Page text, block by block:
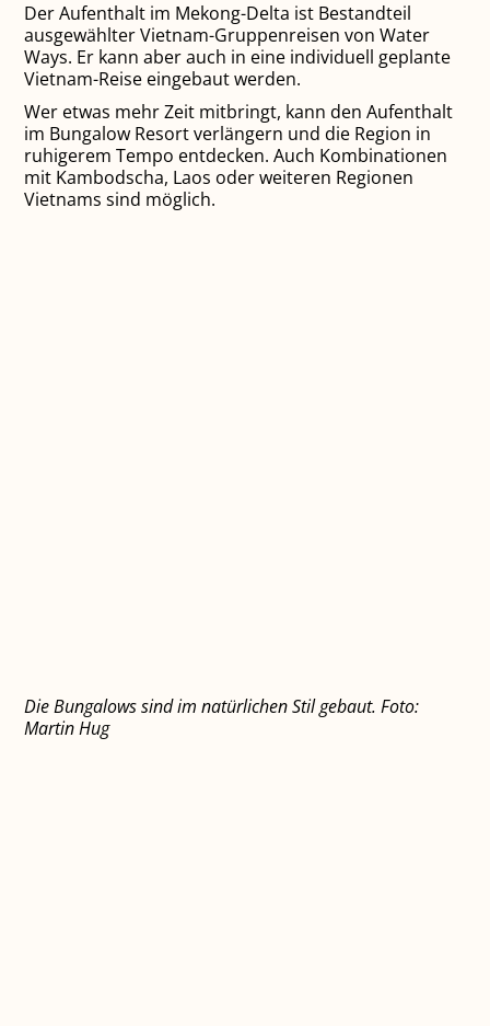
Der Aufenthalt im Mekong-Delta ist Bestandteil
ausgewählter Vietnam-Gruppenreisen von Water
Ways. Er kann aber auch in eine individuell geplante
Vietnam-Reise eingebaut werden.
Wer etwas mehr Zeit mitbringt, kann den Aufenthalt
im Bungalow Resort verlängern und die Region in
ruhigerem Tempo entdecken. Auch Kombinationen
mit Kambodscha, Laos oder weiteren Regionen
Vietnams sind möglich.
Die Bungalows sind im natürlichen Stil gebaut. Foto:
Martin Hug